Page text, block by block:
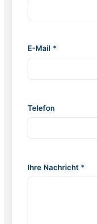
E-Mail *
Telefon
Ihre Nachricht *